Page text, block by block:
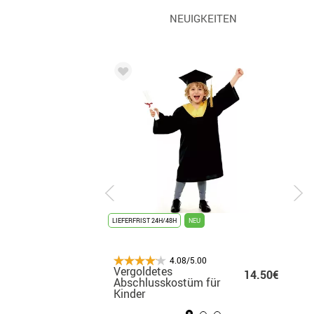
NEUIGKEITEN
LIEFERFRIST 24H/48H NEU
4.08/5.00
Vergoldetes
Abschlusskostüm für
Kinder
14.50€
LIEFERFRIST 24H/48H
Michael Jackson
Thriller-Kostüm für